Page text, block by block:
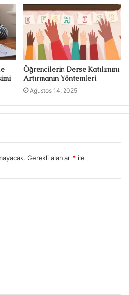
Öğrencilerin Derse Katılımını
Artırmanın Yöntemleri
Ağustos 14, 2025
Gerekli alanlar * ile